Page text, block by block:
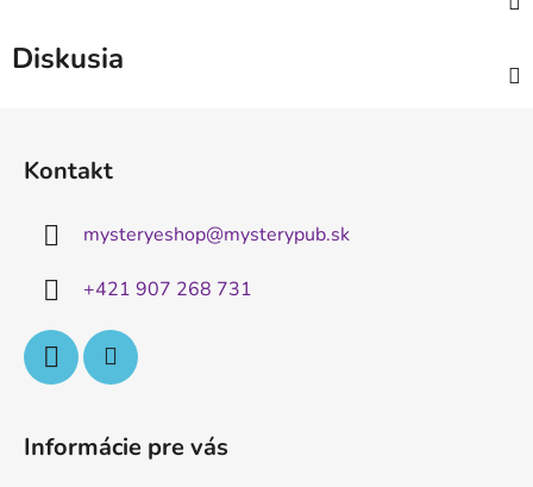
Diskusia
Kontakt
mysteryeshop@mysterypub.sk
+421 907 268 731
Informácie pre vás